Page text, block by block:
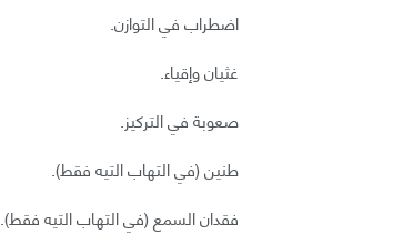
اضطراب في التوازن.
غثيان وإقياء.
صعوبة في التركيز.
طنين (في التهاب التيه فقط).
فقدان السمع (في التهاب التيه فقط).